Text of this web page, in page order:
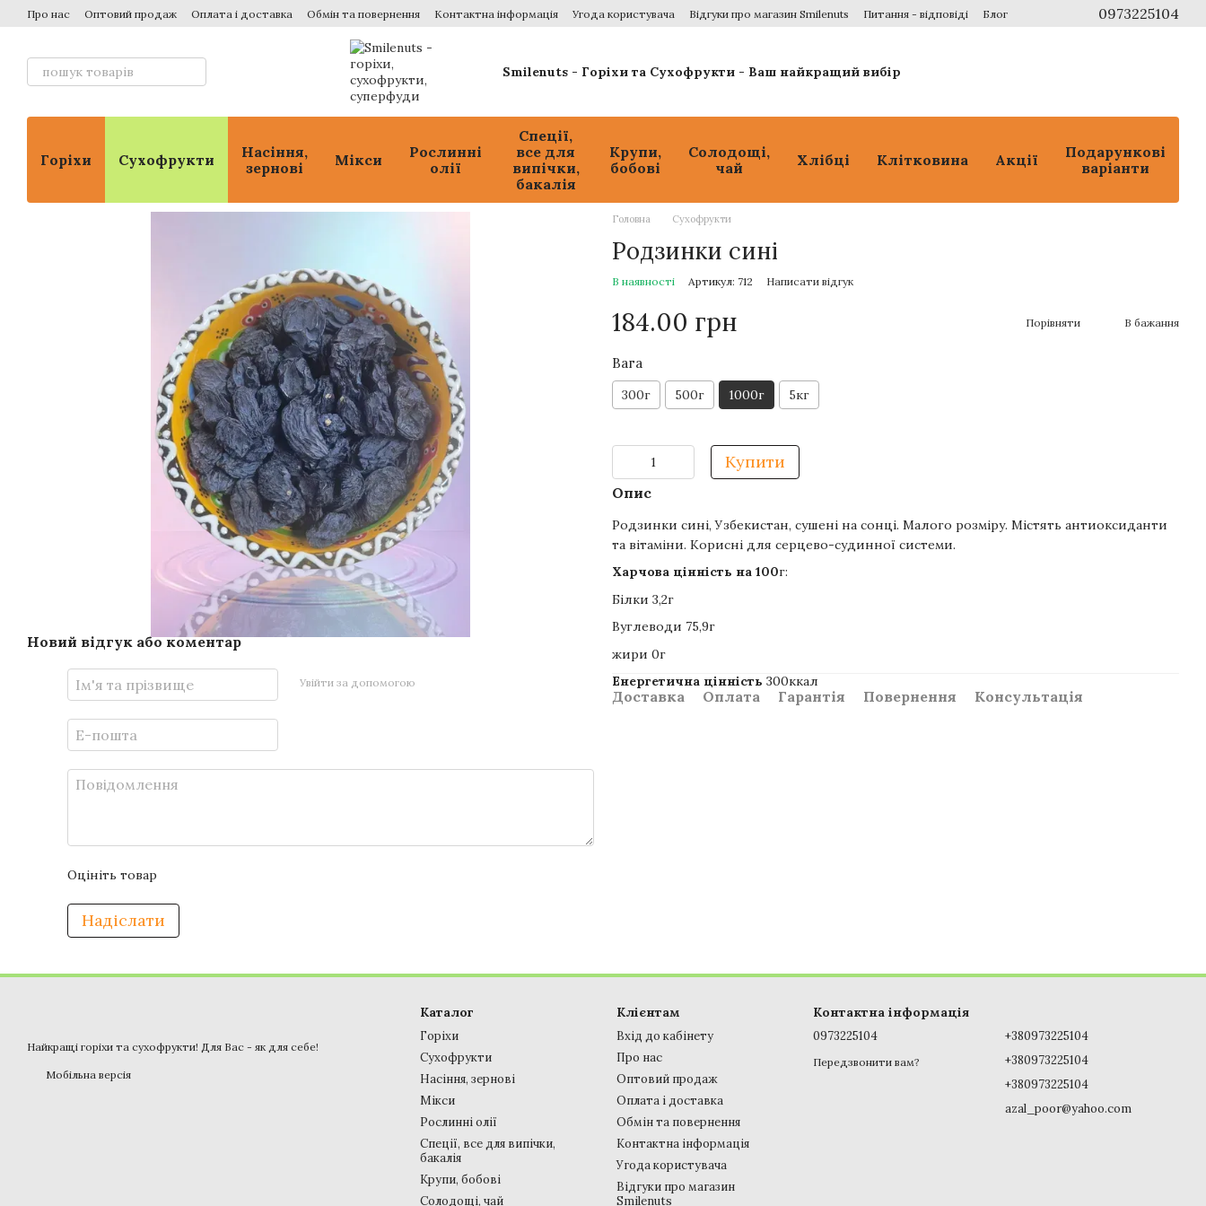
Перейти до основного контенту
Про нас Оптовий продаж Оплата і доставка Обмін та повернення Контактна інформація Угода користувача Відгуки про магазин Smilenuts Питання - відповіді Блог 0973225104
Smilenuts - Горіхи та Сухофрукти - Ваш найкращий вибір
Горіхи Сухофрукти
Насіння,
зернові
Мікси
Рослинні
олії
Спеції,
все для
випічки,
бакалія
Крупи,
бобові
Солодощі,
чай
Хлібці Клітковина Акції
Подарункові
варіанти
Новий відгук або коментар
Увійти за допомогою
Оцініть товар
Надіслати
Головна Сухофрукти
Родзинки сині
В наявності Артикул: 712 Написати відгук
184.00 грн Порівняти В бажання
Вага
300г 500г 1000г 5кг
Купити
Опис
Родзинки сині, Узбекистан, сушені на сонці. Малого розміру. Містять антиоксиданти
та вітаміни. Корисні для серцево-судинної системи.
Харчова цінність на 100г:
Білки 3,2г
Вуглеводи 75,9г
жири 0г
Енергетична цінність 300ккал
Доставка Оплата Гарантія Повернення Консультація
Найкращі горіхи та сухофрукти! Для Вас - як для себе!
Мобільна версія
Каталог
Горіхи
Сухофрукти
Насіння, зернові
Мікси
Рослинні олії
Спеції, все для випічки,
бакалія
Крупи, бобові
Солодощі, чай
Клієнтам
Вхід до кабінету
Про нас
Оптовий продаж
Оплата і доставка
Обмін та повернення
Контактна інформація
Угода користувача
Відгуки про магазин
Smilenuts
Контактна інформація
0973225104
Передзвонити вам?
+380973225104
+380973225104
+380973225104
azal_poor@yahoo.com